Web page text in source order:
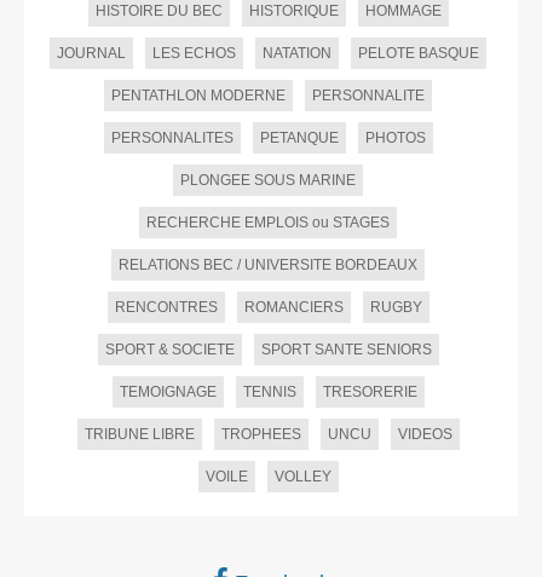
HISTOIRE DU BEC HISTORIQUE HOMMAGE
JOURNAL LES ECHOS NATATION PELOTE BASQUE
PENTATHLON MODERNE PERSONNALITE
PERSONNALITES PETANQUE PHOTOS
PLONGEE SOUS MARINE
RECHERCHE EMPLOIS ou STAGES
RELATIONS BEC / UNIVERSITE BORDEAUX
RENCONTRES ROMANCIERS RUGBY
SPORT & SOCIETE SPORT SANTE SENIORS
TEMOIGNAGE TENNIS TRESORERIE
TRIBUNE LIBRE TROPHEES UNCU VIDEOS
VOILE VOLLEY